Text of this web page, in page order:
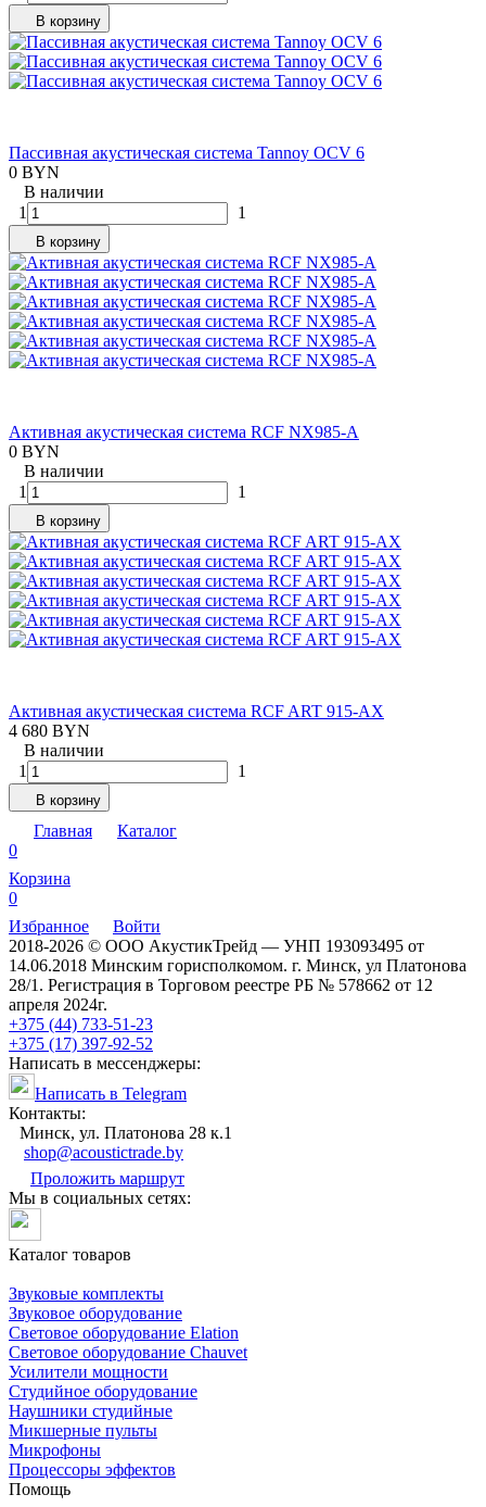
В корзину
Пассивная акустическая система Tannoy OCV 6
0 BYN
В наличии
1
1
В корзину
Активная акустическая система RCF NX985-A
0 BYN
В наличии
1
1
В корзину
Активная акустическая система RCF ART 915-AX
4 680 BYN
В наличии
1
1
В корзину
Главная
Каталог
0
Корзина
0
Избранное
Войти
2018-2026 © ООО АкустикТрейд — УНП 193093495 от
14.06.2018 Минским горисполкомом. г. Минск, ул Платонова
28/1. Регистрация в Торговом реестре РБ № 578662 от 12
апреля 2024г.
+375 (44) 733-51-23
+375 (17) 397-92-52
Написать в мессенджеры:
Написать в Telegram
Контакты:
Минск, ул. Платонова 28 к.1
shop@acoustictrade.by
Проложить маршрут
Мы в социальных сетях:
Каталог товаров
Звуковые комплекты
Звуковое оборудование
Световое оборудование Elation
Cветовое оборудование Chauvet
Усилители мощности
Студийное оборудование
Наушники студийные
Микшерные пульты
Микрофоны
Процессоры эффектов
Помощь